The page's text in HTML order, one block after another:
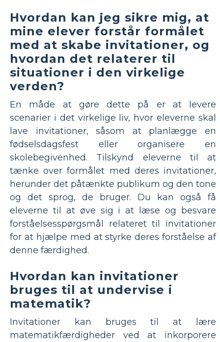
Hvordan kan jeg sikre mig, at
mine elever forstår formålet
med at skabe invitationer, og
hvordan det relaterer til
situationer i den virkelige
verden?
En måde at gøre dette på er at levere
scenarier i det virkelige liv, hvor eleverne skal
lave invitationer, såsom at planlægge en
fødselsdagsfest eller organisere en
skolebegivenhed. Tilskynd eleverne til at
tænke over formålet med deres invitationer,
herunder det påtænkte publikum og den tone
og det sprog, de bruger. Du kan også få
eleverne til at øve sig i at læse og besvare
forståelsesspørgsmål relateret til invitationer
for at hjælpe med at styrke deres forståelse af
denne færdighed.
Hvordan kan invitationer
bruges til at undervise i
matematik?
Invitationer kan bruges til at lære
matematikfærdigheder ved at inkorporere